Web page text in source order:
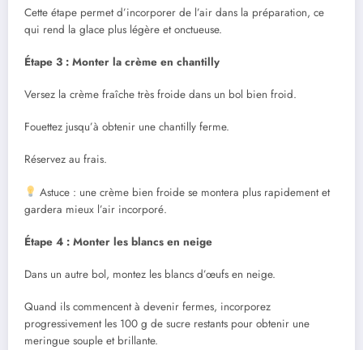
Cette étape permet d’incorporer de l’air dans la préparation, ce
qui rend la glace plus légère et onctueuse.
Étape 3 : Monter la crème en chantilly
Versez la crème fraîche très froide dans un bol bien froid.
Fouettez jusqu’à obtenir une chantilly ferme.
Réservez au frais.
Astuce : une crème bien froide se montera plus rapidement et
gardera mieux l’air incorporé.
Étape 4 : Monter les blancs en neige
Dans un autre bol, montez les blancs d’œufs en neige.
Quand ils commencent à devenir fermes, incorporez
progressivement les 100 g de sucre restants pour obtenir une
meringue souple et brillante.